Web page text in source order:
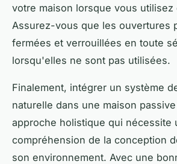
votre maison lorsque vous utilisez
Assurez-vous que les ouvertures
fermées et verrouillées en toute
lorsqu'elles ne sont pas utilisées.
Finalement, intégrer un système
naturelle dans une maison
approche holistique qui nécessite
compréhension de la conception
son environnement. Avec une